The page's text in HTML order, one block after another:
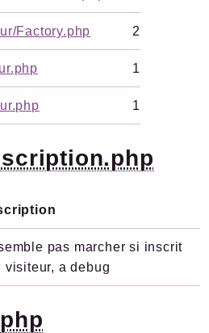
Factory.php 2
1
1
pas marcher si inscrit
visiteur, a debug